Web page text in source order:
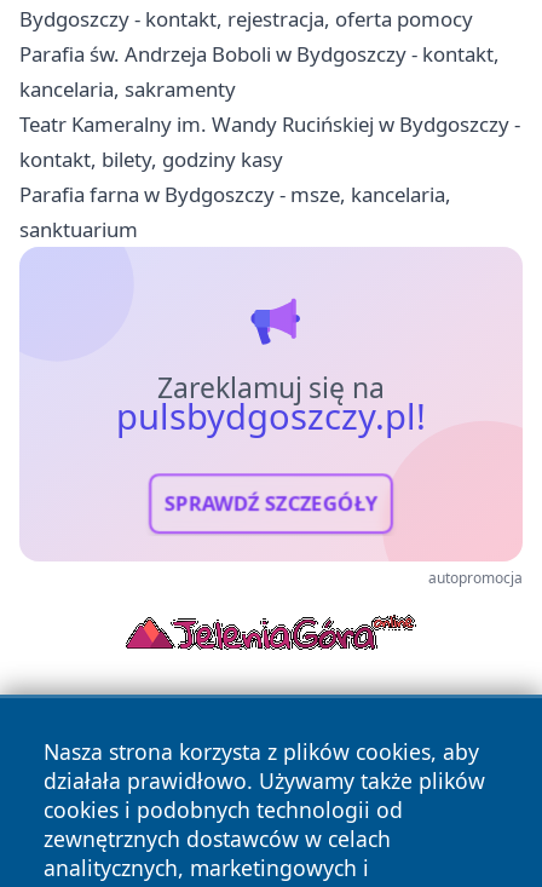
Bydgoszczy - kontakt, rejestracja, oferta pomocy
Parafia św. Andrzeja Boboli w Bydgoszczy - kontakt,
kancelaria, sakramenty
Teatr Kameralny im. Wandy Rucińskiej w Bydgoszczy -
kontakt, bilety, godziny kasy
Parafia farna w Bydgoszczy - msze, kancelaria,
sanktuarium
Zareklamuj się na
pulsbydgoszczy.pl!
SPRAWDŹ SZCZEGÓŁY
autopromocja
Nasza strona korzysta z plików cookies, aby
działała prawidłowo. Używamy także plików
cookies i podobnych technologii od
zewnętrznych dostawców w celach
analitycznych, marketingowych i
Copyright © 2026 pulsbydgoszczy.pl Wszystkie prawa
zastrzeżone.